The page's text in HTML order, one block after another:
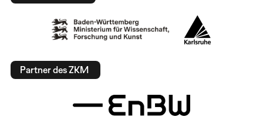
Partner des ZKM